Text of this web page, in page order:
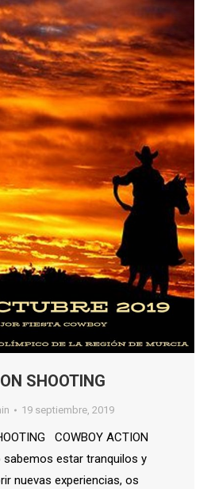
SHOOTING
19 septiembre, 2019
COWBOY ACTION
sabemos estar tranquilos y
nuevas experiencias, os